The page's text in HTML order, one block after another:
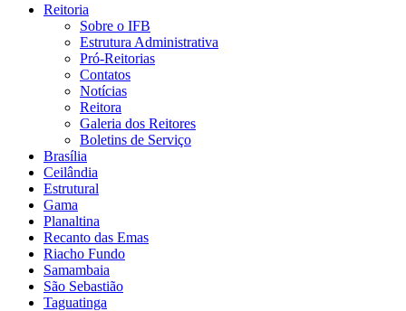
Reitoria
Sobre o IFB
Estrutura Administrativa
Pró-Reitorias
Contatos
Notícias
Reitora
Galeria dos Reitores
Boletins de Serviço
Brasília
Ceilândia
Estrutural
Gama
Planaltina
Recanto das Emas
Riacho Fundo
Samambaia
São Sebastião
Taguatinga